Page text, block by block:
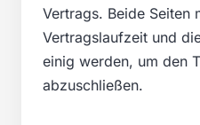
Vertrags. Beide Seiten
Vertragslaufzeit und
einig werden, um den
abzuschließen.